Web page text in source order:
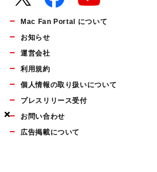
×
×
×
Mac Fan Portal について
お知らせ
運営会社
利用規約
個人情報の取り扱いについて
プレスリリース受付
お問い合わせ
広告掲載について